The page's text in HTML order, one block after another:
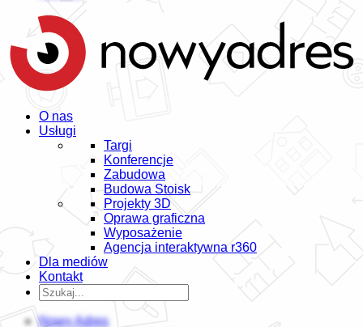
O nas
Usługi
Targi
Konferencje
Zabudowa
Budowa Stoisk
Projekty 3D
Oprawa graficzna
Wyposażenie
Agencja interaktywna r360
Dla mediów
Kontakt
Nowy Adres